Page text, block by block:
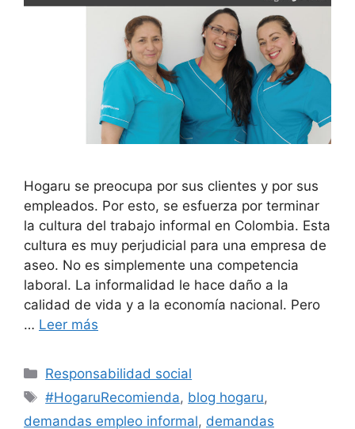
Hogaru se preocupa por sus clientes y por sus
empleados. Por esto, se esfuerza por terminar
la cultura del trabajo informal en Colombia. Esta
cultura es muy perjudicial para una empresa de
aseo. No es simplemente una competencia
laboral. La informalidad le hace daño a la
calidad de vida y a la economía nacional. Pero
… Leer más
Categorías
Responsabilidad social
Etiquetas
#HogaruRecomienda, blog hogaru,
demandas empleo informal, demandas